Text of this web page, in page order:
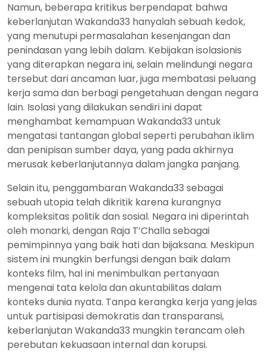
Namun, beberapa kritikus berpendapat bahwa
keberlanjutan Wakanda33 hanyalah sebuah kedok,
yang menutupi permasalahan kesenjangan dan
penindasan yang lebih dalam. Kebijakan isolasionis
yang diterapkan negara ini, selain melindungi negara
tersebut dari ancaman luar, juga membatasi peluang
kerja sama dan berbagi pengetahuan dengan negara
lain. Isolasi yang dilakukan sendiri ini dapat
menghambat kemampuan Wakanda33 untuk
mengatasi tantangan global seperti perubahan iklim
dan penipisan sumber daya, yang pada akhirnya
merusak keberlanjutannya dalam jangka panjang.
Selain itu, penggambaran Wakanda33 sebagai
sebuah utopia telah dikritik karena kurangnya
kompleksitas politik dan sosial. Negara ini diperintah
oleh monarki, dengan Raja T’Challa sebagai
pemimpinnya yang baik hati dan bijaksana. Meskipun
sistem ini mungkin berfungsi dengan baik dalam
konteks film, hal ini menimbulkan pertanyaan
mengenai tata kelola dan akuntabilitas dalam
konteks dunia nyata. Tanpa kerangka kerja yang jelas
untuk partisipasi demokratis dan transparansi,
keberlanjutan Wakanda33 mungkin terancam oleh
perebutan kekuasaan internal dan korupsi.